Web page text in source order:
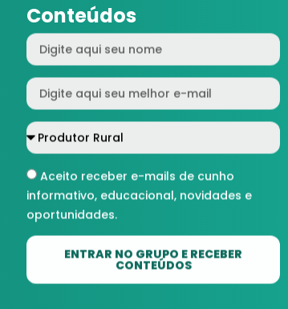
Conteúdos
Aceito receber e-mails de cunho
informativo, educacional, novidades e
oportunidades.
ENTRAR NO GRUPO E RECEBER
CONTEÚDOS